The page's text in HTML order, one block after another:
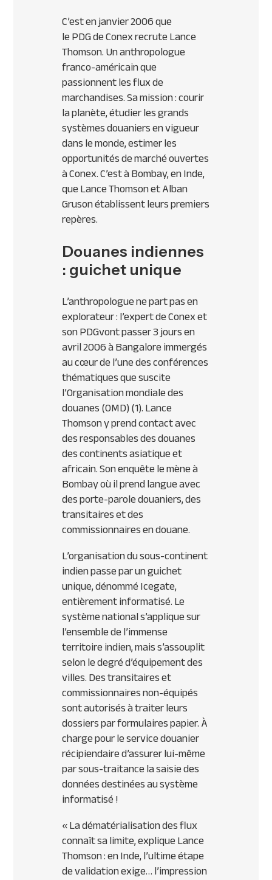
C’est en janvier 2006 que
lePDGde Conex recrute Lance
Thomson. Un anthropologue
franco-américain que
passionnent les flux de
marchandises. Sa mission : courir
la planète, étudier les grands
systèmes douaniers en vigueur
dans le monde, estimer les
opportunités de marché ouvertes
à Conex. C’est à Bombay, en Inde,
que Lance Thomson et Alban
Gruson établissent leurs premiers
repères.
Douanes indiennes
: guichet unique
L’anthropologue ne part pas en
explorateur : l’expert de Conex et
sonPDGvont passer 3 jours en
avril 2006 à Bangalore immergés
au cœur de l’une des conférences
thématiques que suscite
l’Organisation mondiale des
douanes (OMD) (1). Lance
Thomson y prend contact avec
des responsables des douanes
des continents asiatique et
africain. Son enquête le mène à
Bombay où il prend langue avec
des porte-parole douaniers, des
transitaires et des
commissionnaires en douane.
L’organisation du sous-continent
indien passe par un guichet
unique, dénommé Icegate,
entièrement informatisé. Le
système national s’applique sur
l’ensemble de l’immense
territoire indien, mais s’assouplit
selon le degré d’équipement des
villes. Des transitaires et
commissionnaires non-équipés
sont autorisés à traiter leurs
dossiers par formulaires papier. À
charge pour le service douanier
récipiendaire d’assurer lui-même
par sous-traitance la saisie des
données destinées au système
informatisé !
« La dématérialisation des flux
connaît sa limite, explique Lance
Thomson : en Inde, l’ultime étape
de validation exige… l’impression